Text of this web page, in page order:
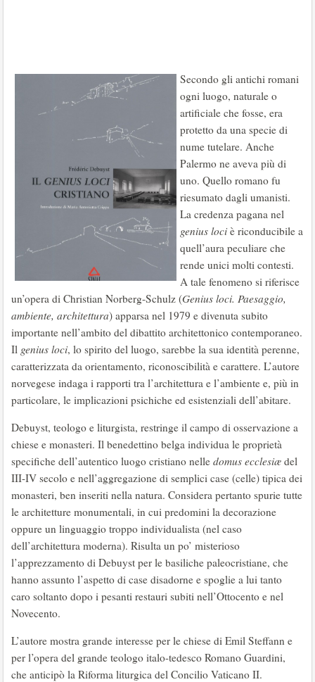
Secondo gli antichi romani
ogni luogo, naturale o
artificiale che fosse, era
protetto da una specie di
nume tutelare. Anche
Palermo ne aveva più di
uno. Quello romano fu
riesumato dagli umanisti.
La credenza pagana nel
genius loci è riconducibile a
quell’aura peculiare che
rende unici molti contesti.
A tale fenomeno si riferisce
un’opera di Christian Norberg-Schulz (Genius loci. Paesaggio,
ambiente, architettura) apparsa nel 1979 e divenuta subito
importante nell’ambito del dibattito architettonico contemporaneo.
Il genius loci, lo spirito del luogo, sarebbe la sua identità perenne,
caratterizzata da orientamento, riconoscibilità e carattere. L’autore
norvegese indaga i rapporti tra l’architettura e l’ambiente e, più in
particolare, le implicazioni psichiche ed esistenziali dell’abitare.
Debuyst, teologo e liturgista, restringe il campo di osservazione a
chiese e monasteri. Il benedettino belga individua le proprietà
specifiche dell’autentico luogo cristiano nelle domus ecclesiæ del
III-IV secolo e nell’aggregazione di semplici case (celle) tipica dei
monasteri, ben inseriti nella natura. Considera pertanto spurie tutte
le architetture monumentali, in cui predomini la decorazione
oppure un linguaggio troppo individualista (nel caso
dell’architettura moderna). Risulta un po’ misterioso
l’apprezzamento di Debuyst per le basiliche paleocristiane, che
hanno assunto l’aspetto di case disadorne e spoglie a lui tanto
caro soltanto dopo i pesanti restauri subiti nell’Ottocento e nel
Novecento.
L’autore mostra grande interesse per le chiese di Emil Steffann e
per l’opera del grande teologo italo-tedesco Romano Guardini,
che anticipò la Riforma liturgica del Concilio Vaticano II.